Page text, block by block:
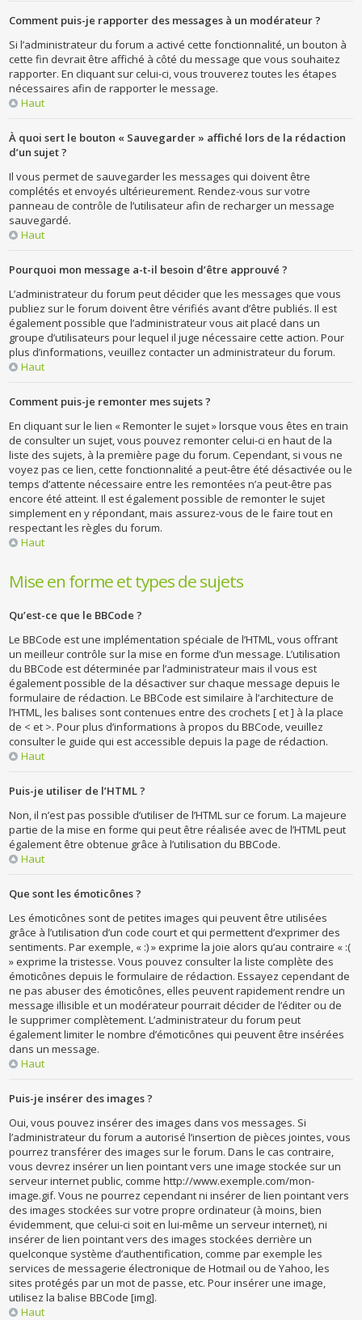
Comment puis-je rapporter des messages à un modérateur ?
Si l’administrateur du forum a activé cette fonctionnalité, un bouton à
cette fin devrait être affiché à côté du message que vous souhaitez
rapporter. En cliquant sur celui-ci, vous trouverez toutes les étapes
nécessaires afin de rapporter le message.
Haut
À quoi sert le bouton « Sauvegarder » affiché lors de la rédaction
d’un sujet ?
Il vous permet de sauvegarder les messages qui doivent être
complétés et envoyés ultérieurement. Rendez-vous sur votre
panneau de contrôle de l’utilisateur afin de recharger un message
sauvegardé.
Haut
Pourquoi mon message a-t-il besoin d’être approuvé ?
L’administrateur du forum peut décider que les messages que vous
publiez sur le forum doivent être vérifiés avant d’être publiés. Il est
également possible que l’administrateur vous ait placé dans un
groupe d’utilisateurs pour lequel il juge nécessaire cette action. Pour
plus d’informations, veuillez contacter un administrateur du forum.
Haut
Comment puis-je remonter mes sujets ?
En cliquant sur le lien « Remonter le sujet » lorsque vous êtes en train
de consulter un sujet, vous pouvez remonter celui-ci en haut de la
liste des sujets, à la première page du forum. Cependant, si vous ne
voyez pas ce lien, cette fonctionnalité a peut-être été désactivée ou le
temps d’attente nécessaire entre les remontées n’a peut-être pas
encore été atteint. Il est également possible de remonter le sujet
simplement en y répondant, mais assurez-vous de le faire tout en
respectant les règles du forum.
Haut
Mise en forme et types de sujets
Qu’est-ce que le BBCode ?
Le BBCode est une implémentation spéciale de l’HTML, vous offrant
un meilleur contrôle sur la mise en forme d’un message. L’utilisation
du BBCode est déterminée par l’administrateur mais il vous est
également possible de la désactiver sur chaque message depuis le
formulaire de rédaction. Le BBCode est similaire à l’architecture de
l’HTML, les balises sont contenues entre des crochets [ et ] à la place
de < et >. Pour plus d’informations à propos du BBCode, veuillez
consulter le guide qui est accessible depuis la page de rédaction.
Haut
Puis-je utiliser de l’HTML ?
Non, il n’est pas possible d’utiliser de l’HTML sur ce forum. La majeure
partie de la mise en forme qui peut être réalisée avec de l’HTML peut
également être obtenue grâce à l’utilisation du BBCode.
Haut
Que sont les émoticônes ?
Les émoticônes sont de petites images qui peuvent être utilisées
grâce à l’utilisation d’un code court et qui permettent d’exprimer des
sentiments. Par exemple, « :) » exprime la joie alors qu’au contraire « :(
» exprime la tristesse. Vous pouvez consulter la liste complète des
émoticônes depuis le formulaire de rédaction. Essayez cependant de
ne pas abuser des émoticônes, elles peuvent rapidement rendre un
message illisible et un modérateur pourrait décider de l’éditer ou de
le supprimer complètement. L’administrateur du forum peut
également limiter le nombre d’émoticônes qui peuvent être insérées
dans un message.
Haut
Puis-je insérer des images ?
Oui, vous pouvez insérer des images dans vos messages. Si
l’administrateur du forum a autorisé l’insertion de pièces jointes, vous
pourrez transférer des images sur le forum. Dans le cas contraire,
vous devrez insérer un lien pointant vers une image stockée sur un
serveur internet public, comme http://www.exemple.com/mon-
image.gif. Vous ne pourrez cependant ni insérer de lien pointant vers
des images stockées sur votre propre ordinateur (à moins, bien
évidemment, que celui-ci soit en lui-même un serveur internet), ni
insérer de lien pointant vers des images stockées derrière un
quelconque système d’authentification, comme par exemple les
services de messagerie électronique de Hotmail ou de Yahoo, les
sites protégés par un mot de passe, etc. Pour insérer une image,
utilisez la balise BBCode [img].
Haut